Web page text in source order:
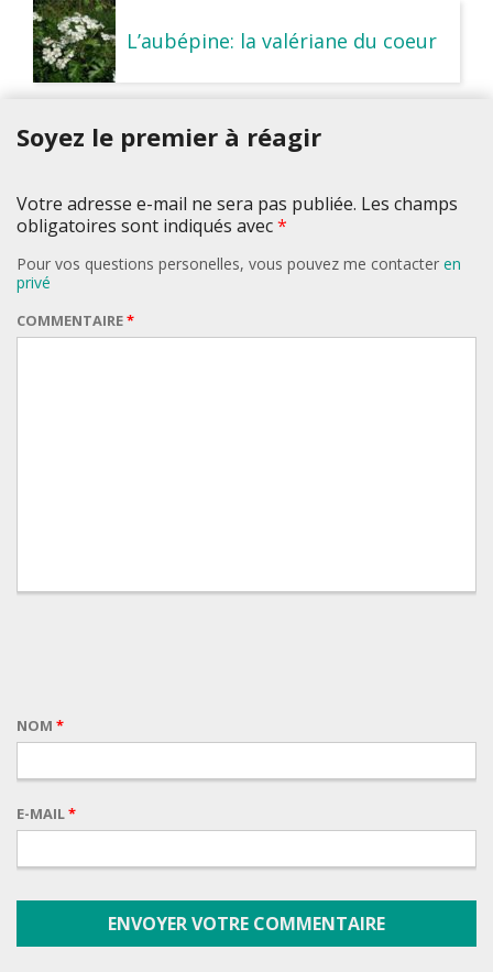
L’aubépine: la valériane du coeur
Soyez le premier à réagir
Votre adresse e-mail ne sera pas publiée. Les champs
obligatoires sont indiqués avec*
Pour vos questions personelles, vous pouvez me contacter en
privé
COMMENTAIRE*
NOM *
E-MAIL*